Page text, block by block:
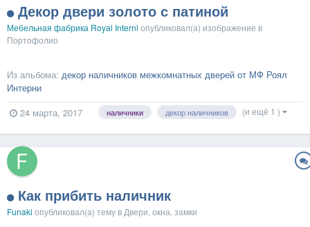
Декор двери золото с патиной
Мебельная фабрика Royal Interni опубликовал(а) изображение в
Портофолио
Из альбома: декор наличников межкомнатных дверей от МФ Роял
Интерни
24 марта, 2017
наличники декор наличников (и ещё 1 )
Как прибить наличник
Funaki опубликовал(а) тему в Двери, окна, замки